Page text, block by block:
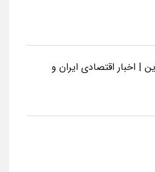
| اخبار اقتصادی ایران و